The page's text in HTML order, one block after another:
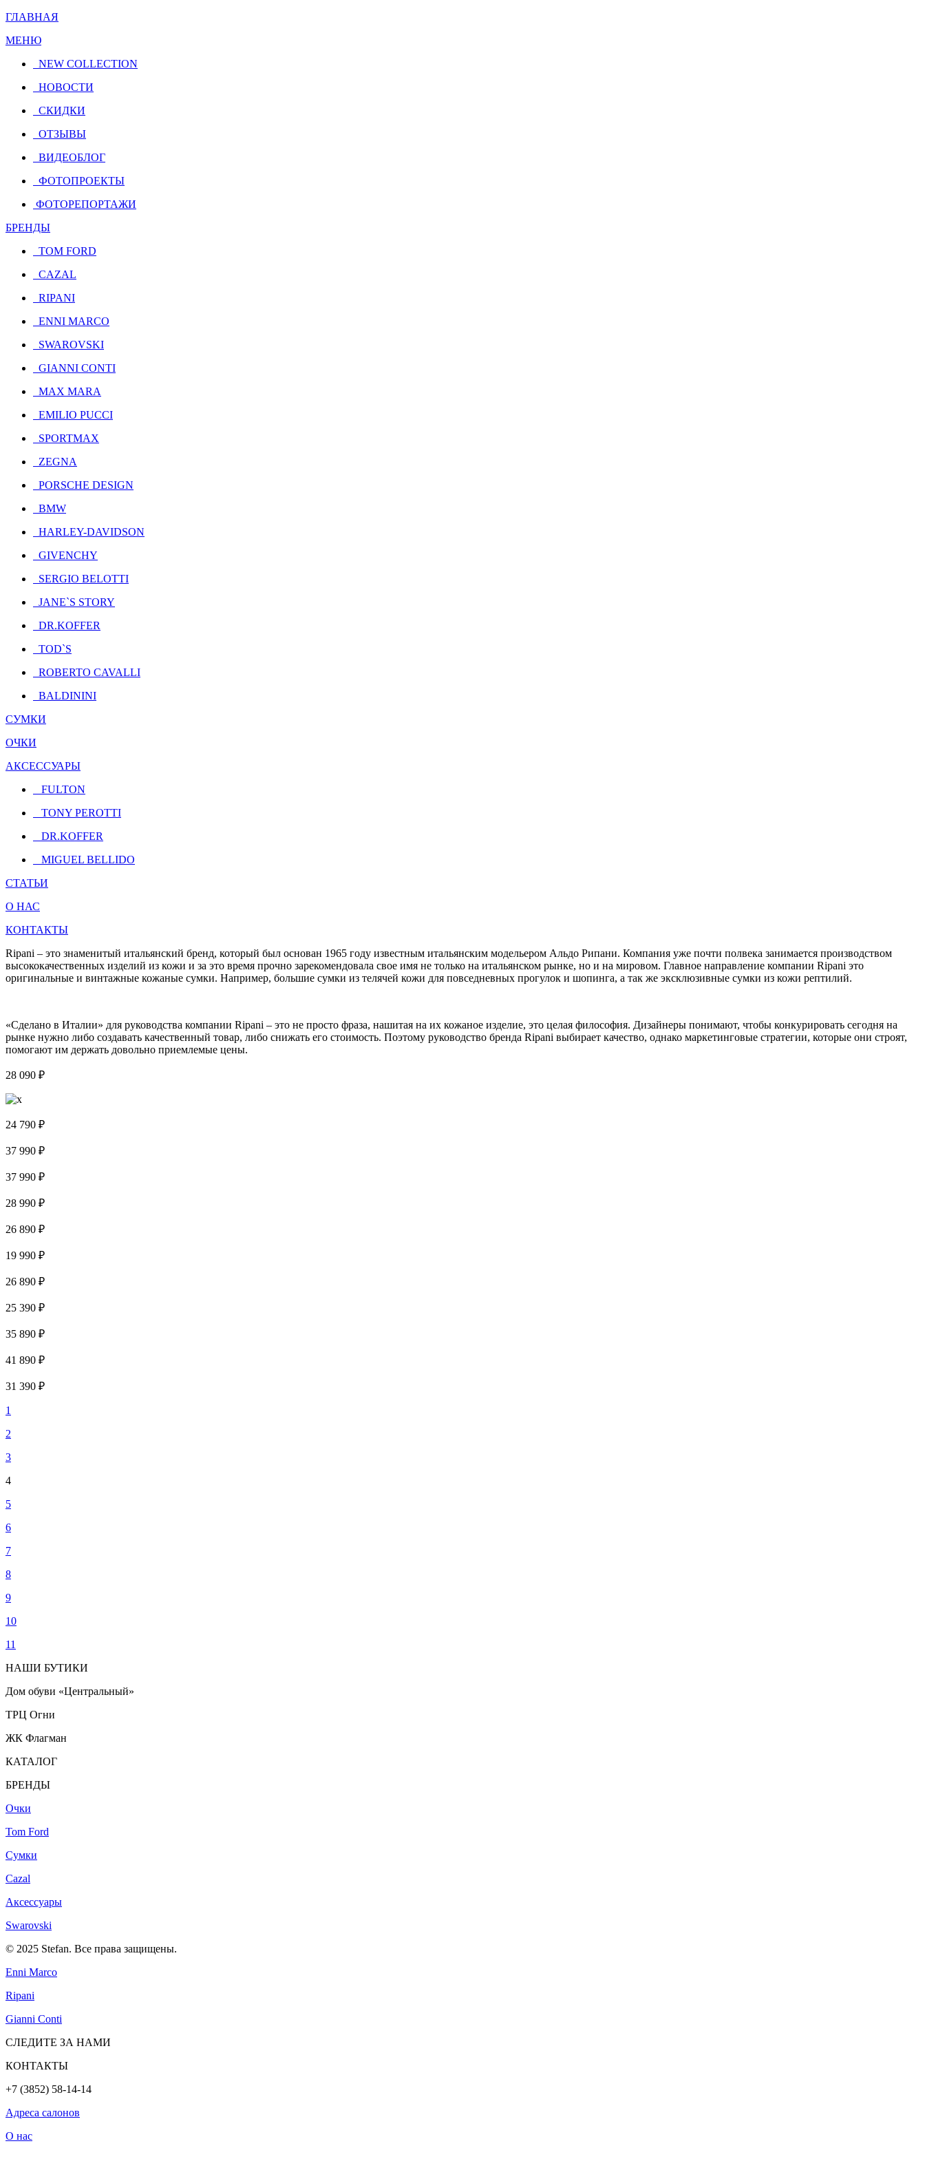
ГЛАВНАЯ
МЕНЮ
NEW COLLECTION
НОВОСТИ
СКИДКИ
ОТЗЫВЫ
ВИДЕОБЛОГ
ФОТОПРОЕКТЫ
ФОТОРЕПОРТАЖИ
БРЕНДЫ
TOM FORD
CAZAL
RIPANI
ENNI MARCO
SWAROVSKI
GIANNI CONTI
MAX MARA
EMILIO PUCCI
SPORTMAX
ZEGNA
PORSCHE DESIGN
BMW
HARLEY-DAVIDSON
GIVENCHY
SERGIO BELOTTI
JANE`S STORY
DR.KOFFER
TOD`S
ROBERTO CAVALLI
BALDININI
СУМКИ
ОЧКИ
АКСЕССУАРЫ
FULTON
TONY PEROTTI
DR.KOFFER
MIGUEL BELLIDO
СТАТЬИ
О НАС
КОНТАКТЫ
Ripani – это знаменитый итальянский бренд, который был основан 1965 году известным итальянским модельером Альдо Рипани. Компания уже почти полвека занимается производством
высококачественных изделий из кожи и за это время прочно зарекомендовала свое имя не только на итальянском рынке, но и на мировом. Главное направление компании Ripani это
оригинальные и винтажные кожаные сумки. Например, большие сумки из телячей кожи для повседневных прогулок и шопинга, а так же эксклюзивные сумки из кожи рептилий.
«Сделано в Италии» для руководства компании Ripani – это не просто фраза, нашитая на их кожаное изделие, это целая философия. Дизайнеры понимают, чтобы конкурировать сегодня на
рынке нужно либо создавать качественный товар, либо снижать его стоимость. Поэтому руководство бренда Ripani выбирает качество, однако маркетинговые стратегии, которые они строят,
помогают им держать довольно приемлемые цены.
28 090 ₽
24 790 ₽
37 990 ₽
37 990 ₽
28 990 ₽
26 890 ₽
19 990 ₽
26 890 ₽
25 390 ₽
35 890 ₽
41 890 ₽
31 390 ₽
1
2
3
4
5
6
7
8
9
10
11
НАШИ БУТИКИ
Дом обуви «Центральный»
ТРЦ Огни
ЖК Флагман
КАТАЛОГ
БРЕНДЫ
Очки
Tom Ford
Сумки
Cazal
Аксессуары
Swarovski
© 2025 Stefan. Все права защищены.
Enni Marco
Ripani
Gianni Conti
СЛЕДИТЕ ЗА НАМИ
КОНТАКТЫ
+7 (3852) 58-14-14
Адреса салонов
О нас